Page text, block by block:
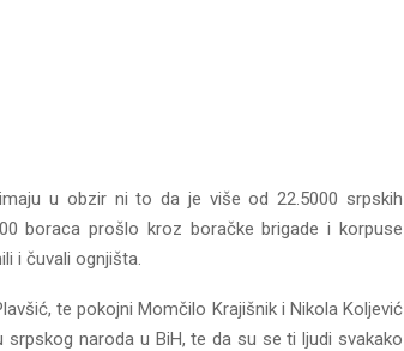
u obzir ni to da je više od 22.5000 srpskih
boraca prošlo kroz boračke brigade i korpuse
i čuvali ognjišta.
te pokojni Momčilo Krajišnik i Nikola Koljević
naroda u BiH, te da su se ti ljudi svakako